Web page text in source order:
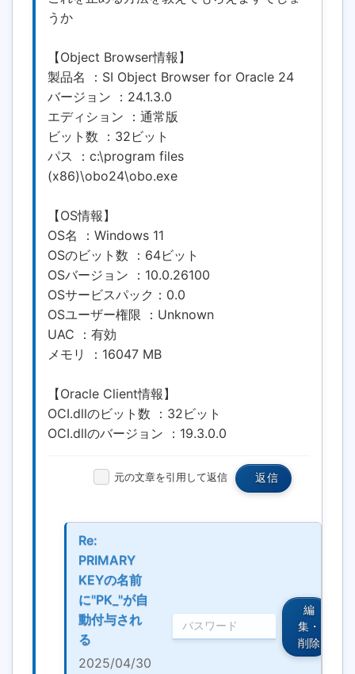
うか
【Object Browser情報】
製品名 ：SI Object Browser for Oracle 24
バージョン ：24.1.3.0
エディション ：通常版
ビット数 ：32ビット
パス ：c:\program files
(x86)\obo24\obo.exe
【OS情報】
OS名 ：Windows 11
OSのビット数 ：64ビット
OSバージョン ：10.0.26100
OSサービスパック：0.0
OSユーザー権限 ：Unknown
UAC ：有効
メモリ ：16047 MB
【Oracle Client情報】
OCI.dllのビット数 ：32ビット
OCI.dllのバージョン ：19.3.0.0
元の文章を引用して返信 返信
Re:
PRIMARY
KEYの名前
に"PK_"が自
動付与され
る
2025/04/30
編
集・
削除